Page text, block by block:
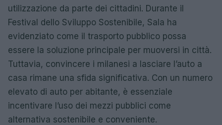
utilizzazione da parte dei cittadini. Durante il
Festival dello Sviluppo Sostenibile, Sala ha
evidenziato come il trasporto pubblico possa
essere la soluzione principale per muoversi in città.
Tuttavia, convincere i milanesi a lasciare l’auto a
casa rimane una sfida significativa. Con un numero
elevato di auto per abitante, è essenziale
incentivare l’uso dei mezzi pubblici come
alternativa sostenibile e conveniente.